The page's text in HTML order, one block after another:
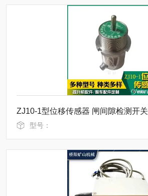
ZJ10-1型位移传感器 闸间隙检测开关
型号：